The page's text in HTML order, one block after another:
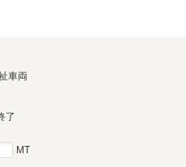
車両
了
MT